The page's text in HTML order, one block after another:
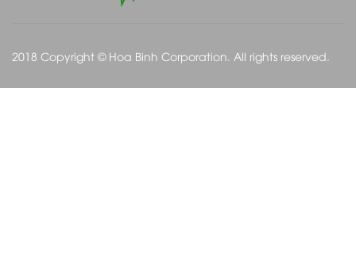
2018 Copyright © Hoa Binh Corporation. All rights reserved.